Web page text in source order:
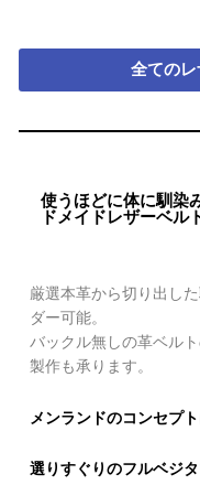
全ての
使うほどに体に馴染
ドメイドレザーベル
厳選本革から切り出し
ダー可能。
バックル無しの革ベル
製作も承ります。
メンランドのコンセプ
選りすぐりのフルベジ